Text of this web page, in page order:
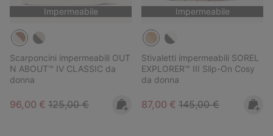
Impermeabile
Scarponcini impermeabili OUT
N ABOUT™ IV CLASSIC da
donna
Sale price:
96,00 € Regular price:
125,00 €
Impermeabile
Stivaletti impermeabili SOREL
EXPLORER™ III Slip-On Cosy
da donna
Sale price:
87,00 € Regular price:
145,00 €